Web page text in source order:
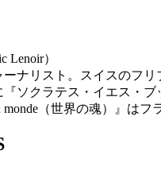
Lenoir）
ナリスト。スイスのフ
『ソクラテス・イエス
monde（世界の魂）』は